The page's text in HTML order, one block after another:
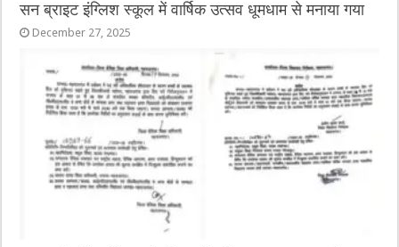
सन ब्राइट इंग्लिश स्कूल में वार्षिक उत्सव धूमधाम से मनाया गया
December 27, 2025